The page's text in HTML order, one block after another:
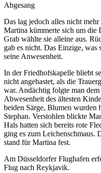
Abgesang
Das lag jedoch alles nicht
Martina kümmerte sich um die
Grab wählte sie alleine aus.
gab es nicht. Das Einzige,
seine Anwesenheit.
In der Friedhofskapelle bliebt
nicht angehastet, als die
war. Andächtig folgte man
Abwesenheit des ältesten
beiden Särge, Blumen
Stephan. Verstohlen blickte
Hals hatten sich bereits rote
ging es zum Leichenschmaus.
stand für Martina fest.
Am Düsseldorfer Flughafen
Flug nach Reykjavik.